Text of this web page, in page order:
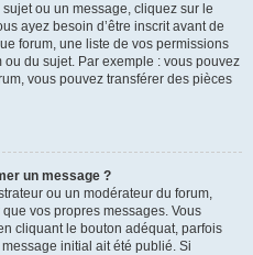
ou un message, cliquez sur le
ayez besoin d’être inscrit avant de
forum, une liste de vos permissions
du sujet. Par exemple : vous pouvez
vous pouvez transférer des pièces
un message ?
ou un modérateur du forum,
vos propres messages. Vous
cliquant le bouton adéquat, parfois
initial ait été publié. Si